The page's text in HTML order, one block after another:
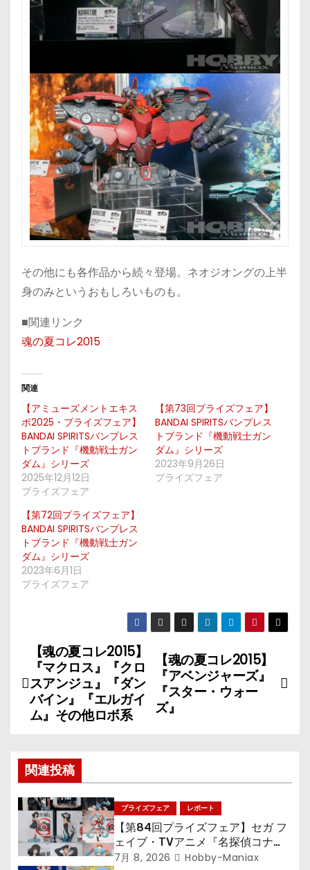
その他にも各作品から続々登場。ネオジオングの上半
身のみというおもしろいものも。
■関連リンク
魂の夏コレ2015
関連
【アミューズメントエキス
ポ2025・プライズフェア】
BANDAI SPIRITSバンプレス
トブランド『機動戦士ガン
ダム』シリーズ
2025年12月12日
プライズフェア
【第73回プライズフェア】
BANDAI SPIRITSバンプレス
トブランド『機動戦士ガン
ダム』シリーズ
2023年9月26日
プライズフェア
【第72回プライズフェア】
BANDAI SPIRITSバンプレス
トブランド『機動戦士ガン
ダム』シリーズ
2023年6月1日
プライズフェア
投
稿
ナ
ゲ
ー
シ
ョ
【魂の夏コレ2015】
『アベンジャーズ』
『スター・ウォー
ズ』
【魂の夏コレ2015】
『マクロス』『クロ
スアンジュ』『ダン
バイン』『エルガイ
ム』その他ロボ系
関連投稿
プライズフェア レポート
【第84回プライズフェア】セガ フ
ェイブ・TVアニメ『名探偵コナ
ン』TVアニメ『呪術廻戦』『〈物
7月 8, 2026 Hobby-Maniax